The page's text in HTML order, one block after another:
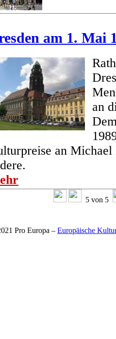
am 1. Mai
an
an Michael
5 von 5
Pro Europa – Europäische